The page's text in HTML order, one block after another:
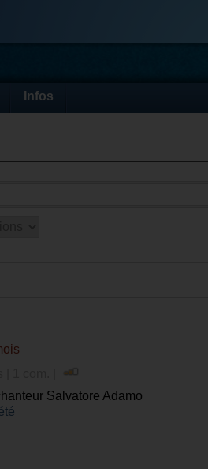
Infos
Salvatore Adamo